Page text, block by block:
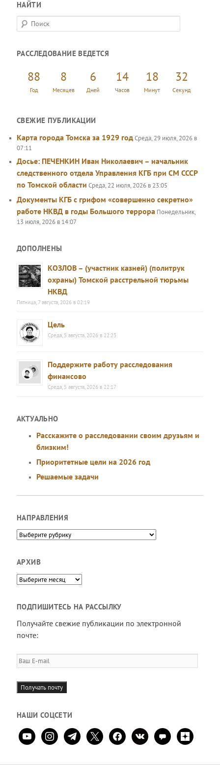
НАЙТИ
П
о
с
РАССЛЕДОВАНИЕ ВЕДЕТСЯ
88
Год
8
Месяцев
6
Дней
14
Часов
18
Минут
32
Секунд
СВЕЖИЕ ПУБЛИКАЦИИ
Карта города Томска за 1929 годСреда, 29 июля, 2026 в
07:11
Досье: ПЕЧЕНКИН Иван Николаевич – начальник
следственного отдела Управления КГБ при СМ СССР
по Томской области Среда, 22 июля, 2026 в 23:05
Документы КГБ с грифом «совершенно секретно»
работе НКВД в годы Большого террора Понедельник,
13 июля, 2026 в 14:07
ДОПОЛНЕНЫ
КОЗЛОВ – (участник казней) (политрук
охраны) Томской расстрельной тюрьмы
НКВД
Пятница, 7 августа, 2026 в 02:19
Цель
Среда, 5 августа, 2026 в 22:23
Поддержите работу расследования
финансово
Среда, 5 августа, 2026 в 22:17
АКТУАЛЬНО
Расскажите о расследовании своим друзьям и
близким!
Приоритетные цели на 2026 год
Решаемые задачи
НАПРАВЛЕНИЯ
Направления
АРХИВ
Архив
ПОДПИШИТЕСЬ НА РАССЫЛКУ
Получайте свежие публикации по электронной
почте:
Ваш
E-
mail
Получать почту
НАШИ СОЦСЕТИ
youtubeinstagramtelegram
x facebookvkontaktecomment
zen-
yandex